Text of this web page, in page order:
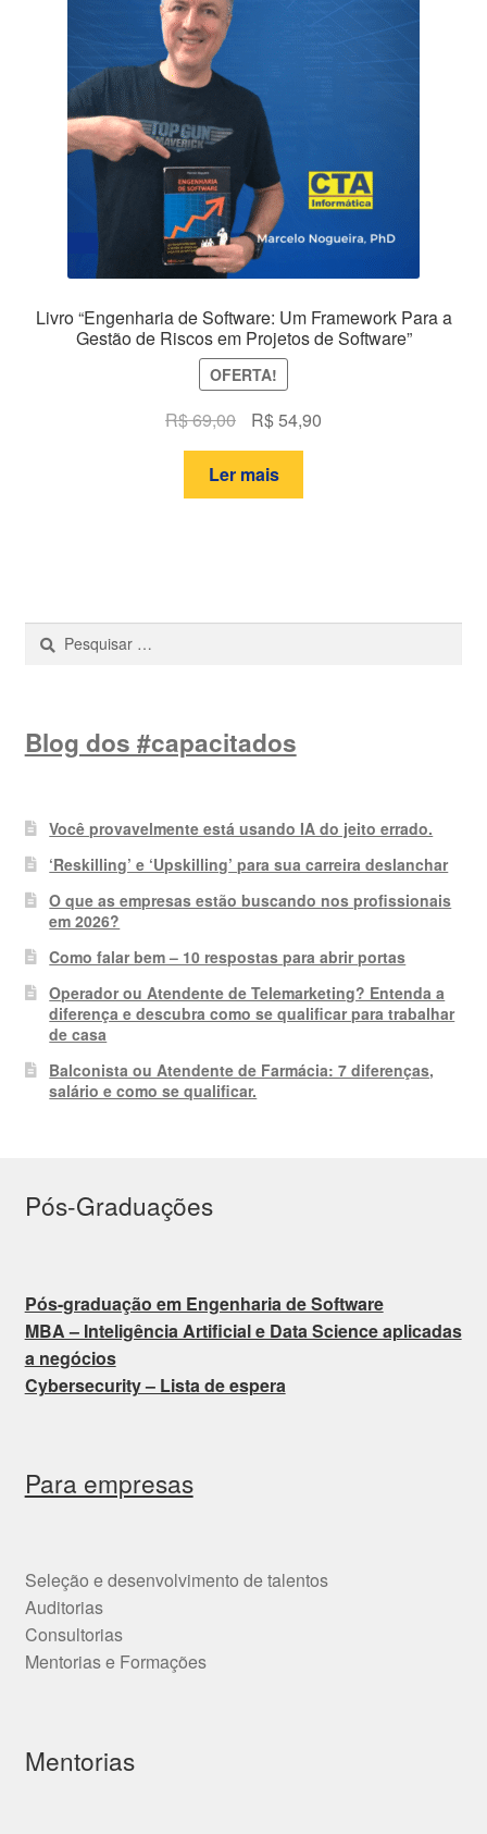
Livro “Engenharia de Software: Um Framework Para a
Gestão de Riscos em Projetos de Software”
OFERTA!
R$69,00
O
preço
original
era:
R$54,90O
Ler mais
Pesquisar
por:
Blog dos #capacitados
Você provavelmente está usando IA do jeito errado.
‘Reskilling’ e ‘Upskilling’ para sua carreira deslanchar
O que as empresas estão buscando nos profissionais
em 2026?
Como falar bem – 10 respostas para abrir portas
Operador ou Atendente de Telemarketing? Entenda a
diferença e descubra como se qualificar para trabalhar
de casa
Balconista ou Atendente de Farmácia: 7 diferenças,
salário e como se qualificar.
Pós-Graduações
Pós-graduação em Engenharia de Software
MBA – Inteligência Artificial e Data Science aplicadas
a negócios
Cybersecurity – Lista de espera
Para empresas
Seleção e desenvolvimento de talentos
Auditorias
Consultorias
Mentorias e Formações
Mentorias